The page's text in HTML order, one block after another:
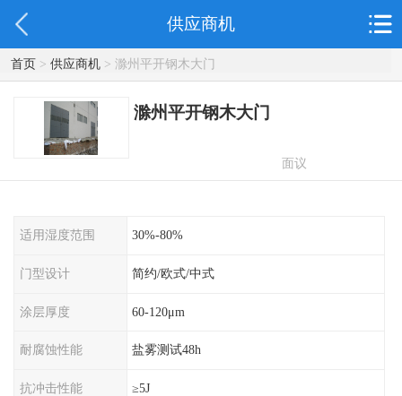
供应商机
首页> 供应商机> 滁州平开钢木大门
滁州平开钢木大门
面议
适用湿度范围 30%-80%
门型设计 简约/欧式/中式
涂层厚度 60-120μm
耐腐蚀性能 盐雾测试48h
抗冲击性能 ≥5J